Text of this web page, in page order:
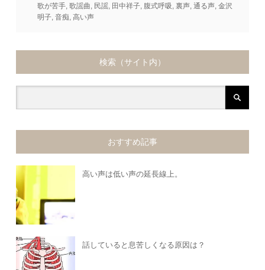
歌が苦手,歌謡曲, 民謡, 田中祥子, 腹式呼吸,裏声,通る声,金沢
明子,音痴,高い声
検索（サイト内）
おすすめ記事
高い声は低い声の延長線上。
話していると息苦しくなる原因は？